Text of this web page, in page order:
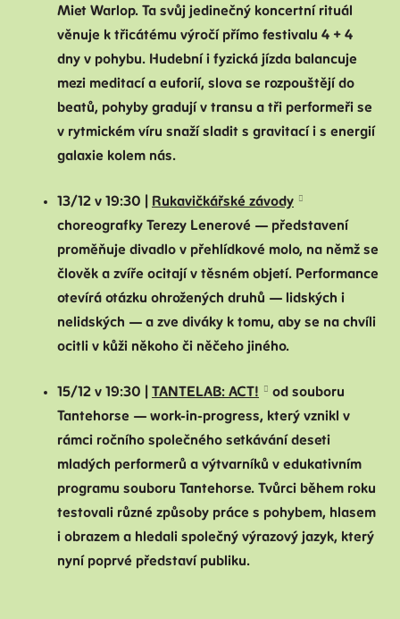
Miet Warlop. Ta svůj jedinečný koncertní rituál
věnuje k třicátému výročí přímo festivalu 4 + 4
dny v pohybu. Hudební i fyzická jízda balancuje
mezi meditací a euforií, slova se rozpouštějí do
beatů, pohyby gradují v transu a tři performeři se
v rytmickém víru snaží sladit s gravitací i s energií
galaxie kolem nás.
13/12 v 19:30 | Rukavičkářské závody
choreografky Terezy Lenerové — představení
proměňuje divadlo v přehlídkové molo, na němž se
člověk a zvíře ocitají v těsném objetí. Performance
otevírá otázku ohrožených druhů — lidských i
nelidských — a zve diváky k tomu, aby se na chvíli
ocitli v kůži někoho či něčeho jiného.
15/12 v 19:30 | TANTELAB: ACT!
od souboru
Tantehorse — work-in-progress, který vznikl v
rámci ročního společného setkávání deseti
mladých performerů a výtvarníků v edukativním
programu souboru Tantehorse. Tvůrci během roku
testovali různé způsoby práce s pohybem, hlasem
i obrazem a hledali společný výrazový jazyk, který
nyní poprvé představí publiku.